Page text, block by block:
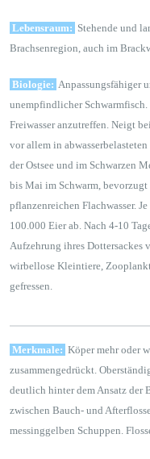
Lebensraum: Stehende und
Brachsenregion, auch im
Biologie: Anpassungsfähiger
unempfindlicher
Freiwasser anzutreffen. Neigt
vor allem in
der Ostsee und im Schwarzen
bis Mai im Schwarm,
pflanzenreichen Flachwasser.
100.000 Eier ab. Nach 4-10
Aufzehrung ihres Dottersackes
wirbellose Kleintiere,
gefressen.
Merkmale: Köper mehr oder
zusammengedrückt.
deutlich hinter dem Ansatz der
zwischen Bauch- und
messinggelben Schuppen.